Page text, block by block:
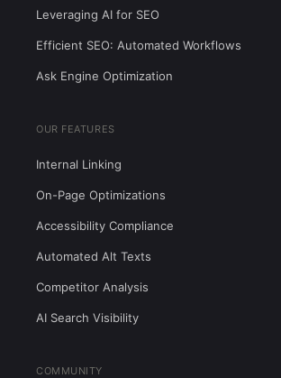
Leveraging AI for SEO
Efficient SEO: Automated Workflows
Ask Engine Optimization
OUR FEATURES
Internal Linking
On-Page Optimizations
Accessibility Compliance
Automated Alt Texts
Competitor Analysis
AI Search Visibility
COMMUNITY